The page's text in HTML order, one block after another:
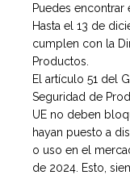
Puedes
Hasta el 13 de
cumplen con la
Productos.
El artículo 51 del
Seguridad de
UE no deben
hayan puesto a
o uso en el
de 2024. Esto,